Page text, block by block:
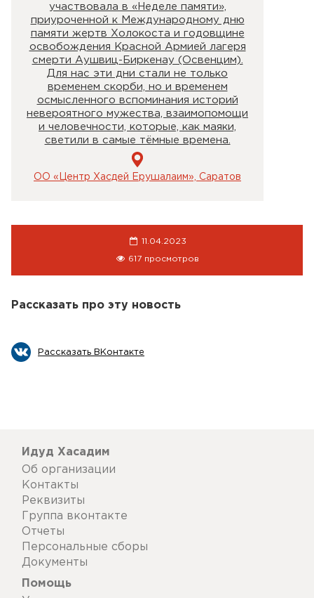
участвовала в «Неделе памяти»,
приуроченной к Международному дню
памяти жертв Холокоста и годовщине
освобождения Красной Армией лагеря
смерти Аушвиц-Биркенау (Освенцим).
Для нас эти дни стали не только
временем скорби, но и временем
осмысленного вспоминания историй
невероятного мужества, взаимопомощи
и человечности, которые, как маяки,
светили в самые тёмные времена.
ОО «Центр Хасдей Ерушалаим», Саратов
11.04.2023
617 просмотров
Рассказать про эту новость
Рассказать ВКонтакте
Идуд Хасадим
Об организации
Контакты
Реквизиты
Группа вконтакте
Отчеты
Персональные сборы
Документы
Помощь